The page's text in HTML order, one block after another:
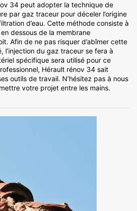
34 peut adopter la technique de
par gaz traceur pour déceler l’origine
d’eau. Cette méthode consiste à
dessous de la membrane
Afin de ne pas risquer d’abîmer cette
l’injection du gaz traceur se fera à
spécifique sera utilisé pour ce
Hérault rénov 34 sait
outils de travail. N’hésitez pas à nous
votre projet entre les mains.